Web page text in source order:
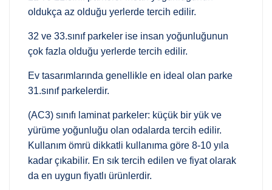
oldukça az olduğu yerlerde tercih edilir.
32 ve 33.sınıf parkeler ise insan yoğunluğunun
çok fazla olduğu yerlerde tercih edilir.
Ev tasarımlarında genellikle en ideal olan parke
31.sınıf parkelerdir.
(AC3) sınıfı laminat parkeler: küçük bir yük ve
yürüme yoğunluğu olan odalarda tercih edilir.
Kullanım ömrü dikkatli kullanıma göre 8-10 yıla
kadar çıkabilir. En sık tercih edilen ve fiyat olarak
da en uygun fiyatlı ürünlerdir.